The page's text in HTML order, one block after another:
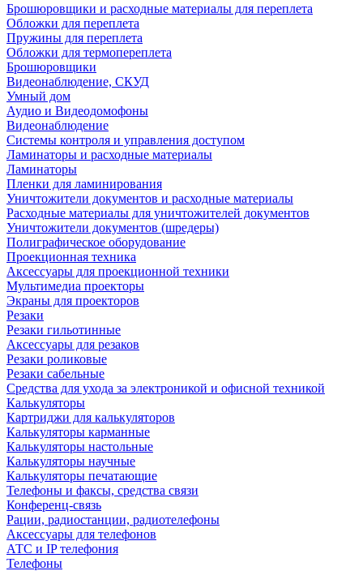
Брошюровщики и расходные материалы для переплета
Обложки для переплета
Пружины для переплета
Обложки для термопереплета
Брошюровщики
Видеонаблюдение, СКУД
Умный дом
Аудио и Видеодомофоны
Видеонаблюдение
Системы контроля и управления доступом
Ламинаторы и расходные материалы
Ламинаторы
Пленки для ламинирования
Уничтожители документов и расходные материалы
Расходные материалы для уничтожителей документов
Уничтожители документов (шредеры)
Полиграфическое оборудование
Проекционная техника
Аксессуары для проекционной техники
Мультимедиа проекторы
Экраны для проекторов
Резаки
Резаки гильотинные
Аксессуары для резаков
Резаки роликовые
Резаки сабельные
Средства для ухода за электроникой и офисной техникой
Калькуляторы
Картриджи для калькуляторов
Калькуляторы карманные
Калькуляторы настольные
Калькуляторы научные
Калькуляторы печатающие
Телефоны и факсы, средства связи
Конференц-связь
Рации, радиостанции, радиотелефоны
Аксессуары для телефонов
АТС и IP телефония
Телефоны